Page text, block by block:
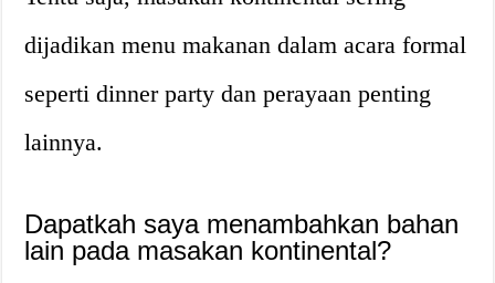
dijadikan menu makanan dalam acara formal
seperti dinner party dan perayaan penting
lainnya.
Dapatkah saya menambahkan bahan
lain pada masakan kontinental?